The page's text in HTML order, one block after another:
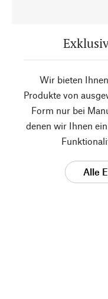
Wir bieten
Produkte von
Form nur bei
denen wir Ihnen
Alle